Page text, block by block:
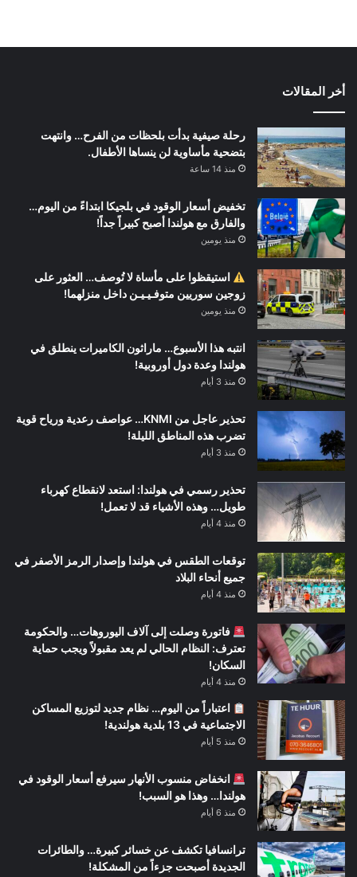
أخر المقالات
رحلة صيفية بدأت بلحظات من الفرح… وانتهت
بتضحية مأساوية لن ينساها الأطفال.
منذ 14 ساعة
تخفيض أسعار الوقود في بلجيكا ابتداءً من اليوم…
والفارق مع هولندا أصبح كبيراً جداً!
منذ يومين
استيقظوا على مأساة لا تُوصف… العثور على
زوجين سوريين متوفـيـيـن داخل منزلهما!
منذ يومين
انتبه هذا الأسبوع… ماراثون الكاميرات ينطلق في
هولندا وعدة دول أوروبية!
منذ 3 أيام
تحذير عاجل من KNMI… عواصف رعدية ورياح قوية
تضرب هذه المناطق الليلة!
منذ 3 أيام
تحذير رسمي في هولندا: استعد لانقطاع كهرباء
طويل… وهذه الأشياء قد لا تعمل!
منذ 4 أيام
توقعات الطقس في هولندا وإصدار الرمز الأصفر في
جميع أنحاء البلاد
منذ 4 أيام
فاتورة وصلت إلى آلاف اليوروهات… والحكومة
تعترف: النظام الحالي لم يعد مقبولاً ويجب حماية
السكان!
منذ 4 أيام
اعتباراً من اليوم… نظام جديد لتوزيع المساكن
الاجتماعية في 13 بلدية هولندية!
منذ 5 أيام
انخفاض منسوب الأنهار سيرفع أسعار الوقود في
هولندا… وهذا هو السبب!
منذ 6 أيام
ترانسافيا تكشف عن خسائر كبيرة… والطائرات
الجديدة أصبحت جزءاً من المشكلة!